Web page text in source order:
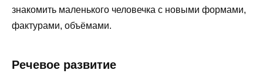
знакомить маленького человечка с новыми формами,
фактурами, объёмами.
Речевое развитие